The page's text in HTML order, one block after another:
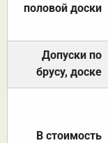
половой доски
Допуски по
брусу, доске
В стоимость